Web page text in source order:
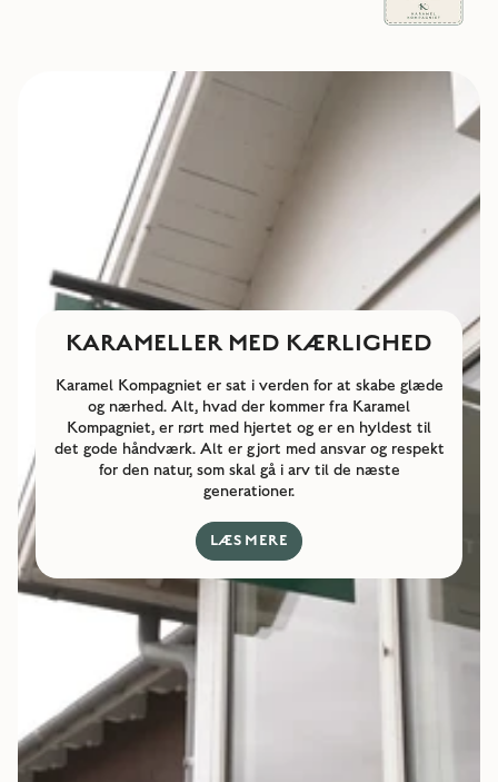
KARAMELLER MED KÆRLIGHED
Karamel Kompagniet er sat i verden for at skabe glæde
og nærhed. Alt, hvad der kommer fra Karamel
Kompagniet, er rørt med hjertet og er en hyldest til
det gode håndværk. Alt er gjort med ansvar og respekt
for den natur, som skal gå i arv til de næste
generationer.
LÆS MERE